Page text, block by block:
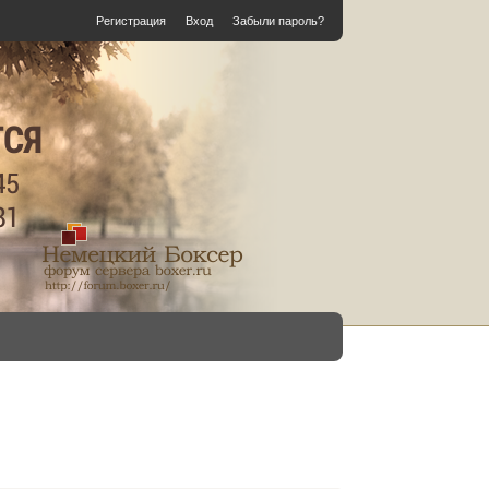
Регистрация Вход Забыли пароль?